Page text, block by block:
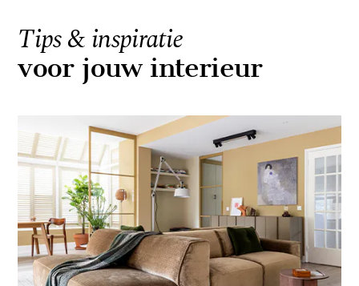
Tips & inspiratie
voor jouw interieur